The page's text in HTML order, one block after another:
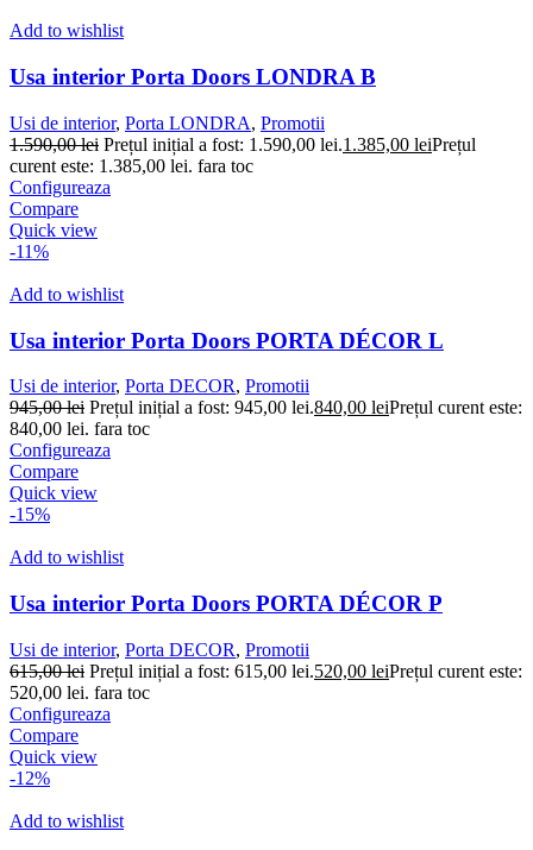
Add to wishlist
Usa interior Porta Doors LONDRA B
Usi de interior, Porta LONDRA, Promotii
1.590,00lei Prețul inițial a fost: 1.590,00 lei.1.385,00 leiPrețul
curent este: 1.385,00 lei. fara toc
Configureaza
Compare
Quick view
-11%
Add to wishlist
Usa interior Porta Doors PORTA DÉCOR L
Usi de interior, Porta DECOR, Promotii
945,00lei Prețul inițial a fost: 945,00 lei.840,00 leiPrețul curent este:
840,00 lei. fara toc
Configureaza
Compare
Quick view
-15%
Add to wishlist
Usa interior Porta Doors PORTA DÉCOR P
Usi de interior, Porta DECOR, Promotii
615,00lei Prețul inițial a fost: 615,00 lei.520,00 leiPrețul curent este:
520,00 lei. fara toc
Configureaza
Compare
Quick view
-12%
Add to wishlist